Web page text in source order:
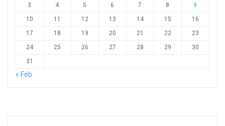
3 4 5 6 7 8
9
10
11 12 13 14 15
16
17
18 19 20 21 22
23
24
25 26 27 28 29
30
31
« Feb